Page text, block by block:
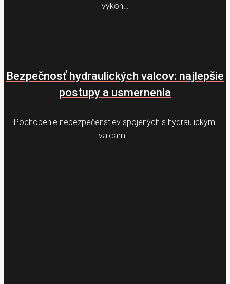
výkon…
Bezpečnosť hydraulických valcov: najlepšie
postupy a usmernenia
Pochopenie nebezpečenstiev spojených s hydraulickými
valcami…